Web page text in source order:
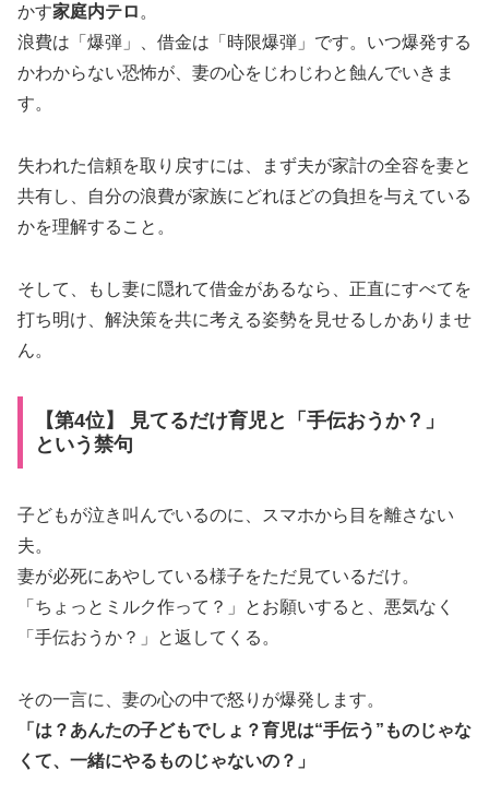
かす家庭内テロ 。
浪費は「爆弾」、借金は「時限爆弾」です。いつ爆発する
かわからない恐怖が、妻の心をじわじわと蝕んでいきま
す。
失われた信頼を取り戻すには、まず夫が家計の全容を妻と
共有し、自分の浪費が家族にどれほどの負担を与えている
かを理解すること。
そして、もし妻に隠れて借金があるなら、正直にすべてを
打ち明け、解決策を共に考える姿勢を見せるしかありませ
ん。
【第4位】 見てるだけ育児と「手伝おうか？」
という禁句
子どもが泣き叫んでいるのに、スマホから目を離さない
夫。
妻が必死にあやしている様子をただ見ているだけ。
「ちょっとミルク作って？」とお願いすると、悪気なく
「手伝おうか？」と返してくる。
その一言に、妻の心の中で怒りが爆発します。
「は？あんたの子どもでしょ？育児は“手伝う”ものじゃな
くて、一緒にやるものじゃないの？」